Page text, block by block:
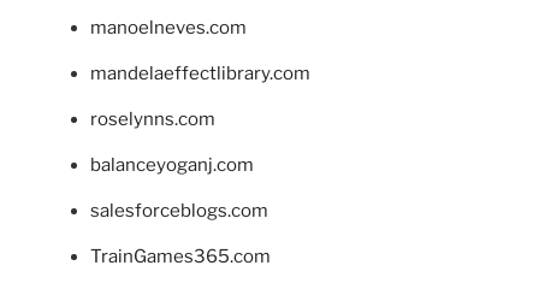
manoelneves.com
mandelaeffectlibrary.com
roselynns.com
balanceyoganj.com
salesforceblogs.com
TrainGames365.com